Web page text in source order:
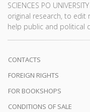
SCIENCES PO
original research, to edit
help public and political
CONTACTS
FOREIGN RIGHTS
FOR BOOKSHOPS
CONDITIONS OF SALE